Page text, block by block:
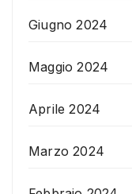
Giugno 2024
Maggio 2024
Aprile 2024
Marzo 2024